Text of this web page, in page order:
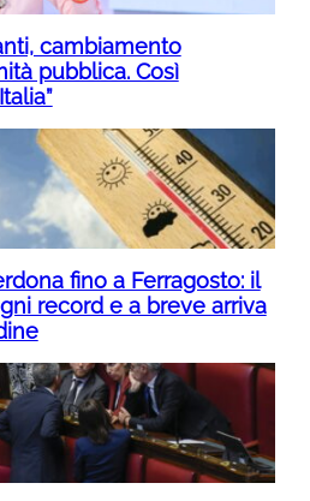
cambiamento
pubblica. Così
fino a Ferragosto: il
record e a breve arriva